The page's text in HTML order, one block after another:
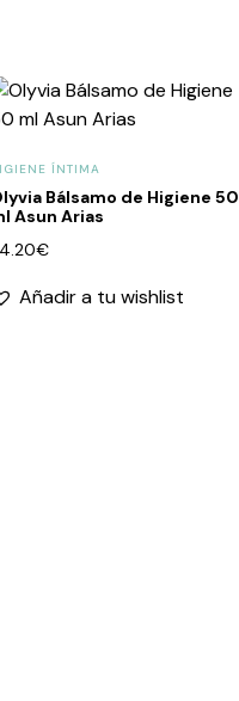
ÍNTIMA
Bálsamo de Higiene 50
Asun Arias
€
Añadir a tu wishlist